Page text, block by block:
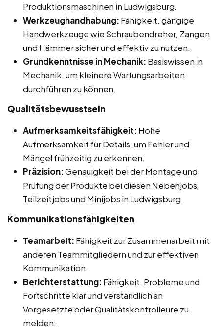
Produktionsmaschinen in Ludwigsburg.
Werkzeughandhabung: Fähigkeit, gängige
Handwerkzeuge wie Schraubendreher, Zangen
und Hämmer sicher und effektiv zu nutzen.
Grundkenntnisse in Mechanik: Basiswissen in
Mechanik, um kleinere Wartungsarbeiten
durchführen zu können.
Qualitätsbewusstsein
Aufmerksamkeitsfähigkeit: Hohe
Aufmerksamkeit für Details, um Fehler und
Mängel frühzeitig zu erkennen.
Präzision:Genauigkeit bei der Montage und
Prüfung der Produkte bei diesen Nebenjobs,
Teilzeitjobs und Minijobs in Ludwigsburg.
Kommunikationsfähigkeiten
Teamarbeit: Fähigkeit zur Zusammenarbeit mit
anderen Teammitgliedern und zur effektiven
Kommunikation.
Berichterstattung: Fähigkeit, Probleme und
Fortschritte klar und verständlich an
Vorgesetzte oder Qualitätskontrolleure zu
melden.